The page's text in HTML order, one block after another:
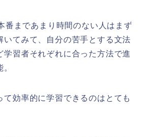
番まであまり時間のない人はまず
いてみて、自分の苦手とする文法
学習者それぞれに合った方法で進
て効率的に学習できるのはとても